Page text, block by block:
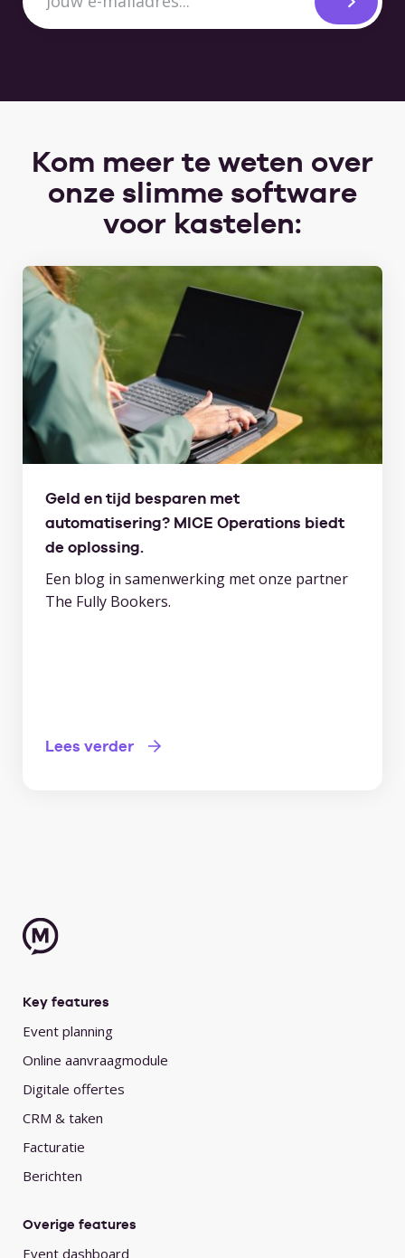
Kom meer te weten over
onze slimme software
voor kastelen:
Geld en tijd besparen met
automatisering? MICE Operations biedt
de oplossing.
Een blog in samenwerking met onze partner
The Fully Bookers.
Lees verder
Key features
Event planning
Online aanvraagmodule
Digitale offertes
CRM & taken
Facturatie
Berichten
Overige features
Event dashboard